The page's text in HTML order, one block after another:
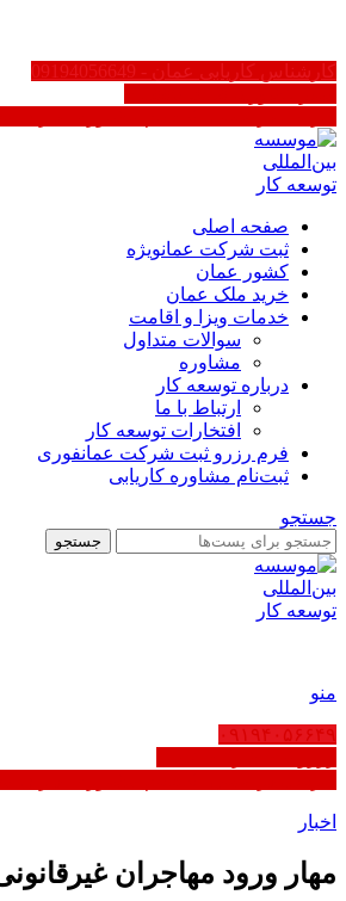
کارشناس کاریابی عمان - 09194056649
صفحه اصلی
ثبت شرکت عمانویژه
کشور عمان
خرید ملک عمان
خدمات ویزا و اقامت
سوالات متداول
مشاوره
درباره توسعه کار
ارتباط با ما
افتخارات توسعه کار
فرم رزرو ثبت شرکت عمانفوری
ثبت‌نام مشاوره کاریابی
جستجو
جستجو
منو
۰۹۱۹۴۰۵۶۶۴۹
اخبار
مهار ورود مهاجران